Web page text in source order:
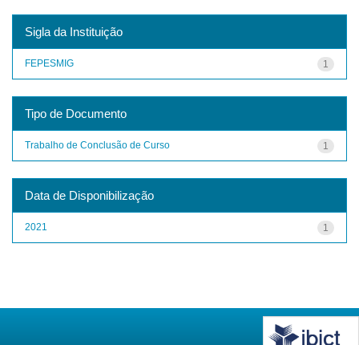
Sigla da Instituição
1
FEPESMIG
Tipo de Documento
1
Trabalho de Conclusão de Curso
Data de Disponibilização
1
2021